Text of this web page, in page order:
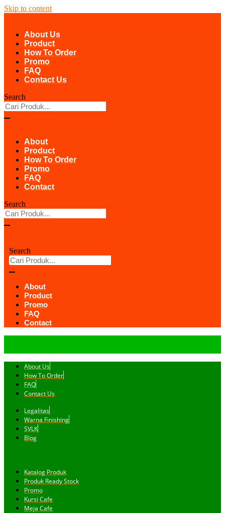
Skip to content
About Us
Product
How To Order
Promo
FAQ
Contact Us
Search
About
Product
How To Order
Promo
FAQ
Contact
Search
Search
About
Product
Promo
FAQ
Contact
About Us
How To Order
FAQ
Contact Us
Legalitas
Warna Finishing
SVLK
Blog
Katalog Produk
Produk Ready Stock
Promo
Kursi Cafe
Meja Cafe